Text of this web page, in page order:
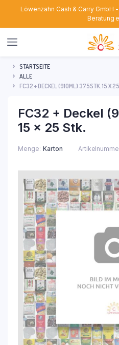
Löwenzahn Cash & Carry
Beratung
STARTSEITE
ALLE
FC32 + DECKEL (910ML) 375STK. 15 X
FC32 + Deckel
15 x 25 Stk.
Menge Karton